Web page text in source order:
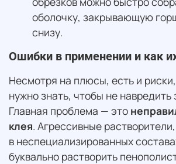
оболочку, закрывающую
снизу.
Ошибки в применении и как
Несмотря на плюсы, есть и
нужно знать, чтобы не навредить
Главная проблема — это
клея. Агрессивные
в неспециализированных
буквально растворить